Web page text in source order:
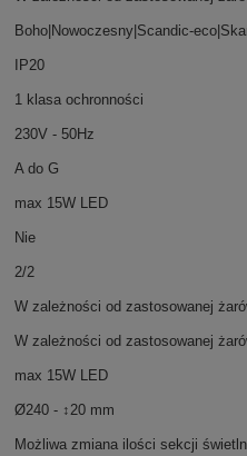
Boho|Nowoczesny|Scandic-
IP20
1 klasa ochronności
230V - 50Hz
A do G
max 15W LED
Nie
2/2
W zależności od zastosowanej
W zależności od zastosowanej
max 15W LED
Ø240 - ↕20 mm
Możliwa zmiana ilości sekcji